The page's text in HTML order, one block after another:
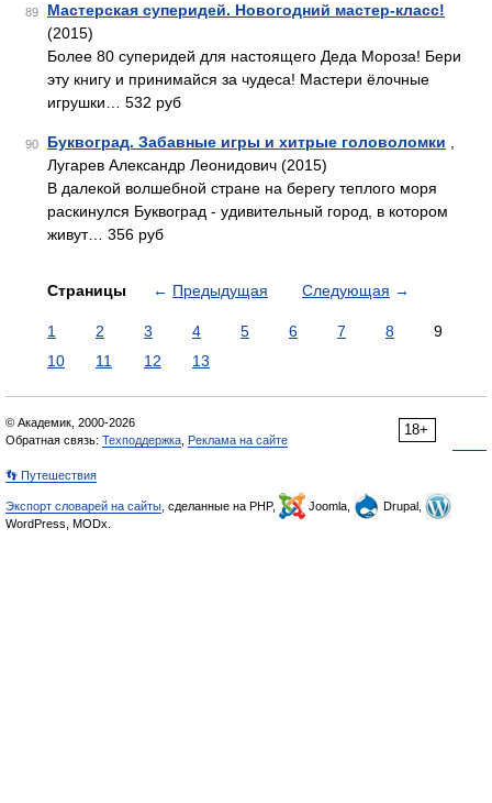
89
Мастерская суперидей. Новогодний мастер-класс!
(2015)
Более 80 суперидей для настоящего Деда Мороза! Бери
эту книгу и принимайся за чудеса! Мастери ёлочные
игрушки… 532 руб
90 Буквоград. Забавные игры и хитрые головоломки
Лугарев Александр Леонидович (2015)
В далекой волшебной стране на берегу теплого моря
раскинулся Буквоград - удивительный город, в котором
живут… 356 руб
Страницы ← Предыдущая Следующая →
1 2 3 4 5 6 7 8
9
10
11 12 13
18+
© Академик, 2000-2026
Обратная связь: Техподдержка Реклама на сайте
👣 Путешествия
Экспорт словарей на сайты , сделанные на PHP, Joomla,
Drupal,
WordPress, MODx.